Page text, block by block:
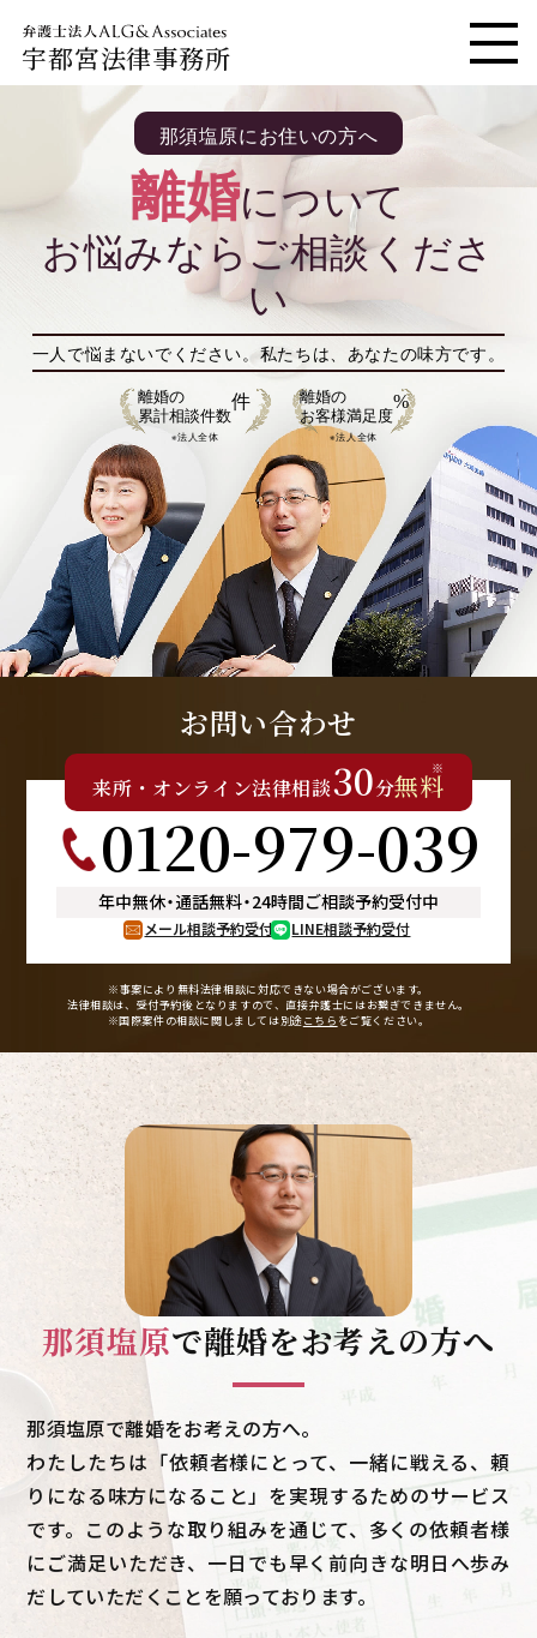
宇都宮法律事務所 メニ
那須塩原にお住いの方へ
離婚について
お悩みならご相談くださ
い
一人で悩まないでください。 私たちは、あなたの味方です。
離婚の
累計相談件数
件
※法人全体
離婚の
お客様満足度
%
※法人全体
お問い合わせ
来所 ・ オンライン法律相談30分無料
※
0120-979-039
年中無休・通話無料・24時間ご相談予約受付中
メール相談予約受付 LINE相談予約受付
※事案により無料法律相談に対応できない場合がございます。
法律相談は、受付予約後となりますので、 直接弁護士にはお繋ぎできません。
※国際案件の相談に関しましては別途こちら をご覧ください。
那須塩原で離婚をお考えの方へ
那須塩原で離婚をお考えの方へ。
わたしたちは「依頼者様にとって、一緒に戦える、頼
りになる味方になること」を実現するためのサービス
です。このような取り組みを通じて、多くの依頼者様
にご満足いただき、一日でも早く前向きな明日へ歩み
だしていただくことを願っております。